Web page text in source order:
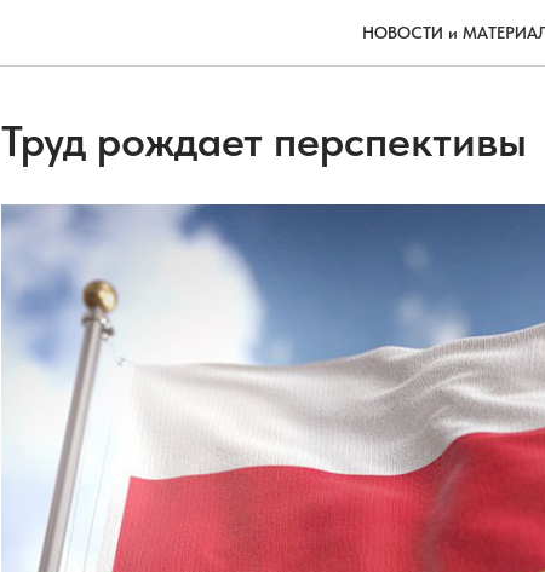
НОВОСТИ и
Труд рождает перспективы